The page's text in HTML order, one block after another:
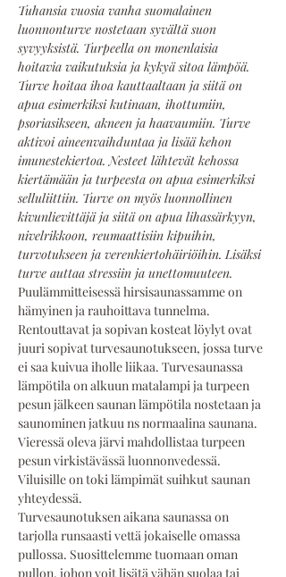
Tuhansia vuosia vanha suomalainen
luonnonturve nostetaan syvältä suon
syvyyksistä. Turpeella on monenlaisia
hoitavia vaikutuksia ja kykyä sitoa lämpöä.
Turve hoitaa ihoa kauttaaltaan ja siitä on
apua esimerkiksi kutinaan, ihottumiin,
psoriasikseen, akneen ja haavaumiin. Turve
aktivoi aineenvaihduntaa ja lisää kehon
imunestekiertoa. Nesteet lähtevät kehossa
kiertämään ja turpeesta on apua esimerkiksi
selluliittiin. Turve on myös luonnollinen
kivunlievittäjä ja siitä on apua lihassärkyyn,
nivelrikkoon, reumaattisiin kipuihin,
turvotukseen ja verenkiertohäiriöihin. Lisäksi
turve auttaa stressiin ja unettomuuteen.
Puulämmitteisessä hirsisaunassamme on
hämyinen ja rauhoittava tunnelma.
Rentouttavat ja sopivan kosteat löylyt ovat
juuri sopivat turvesaunotukseen, jossa turve
ei saa kuivua iholle liikaa. Turvesaunassa
lämpötila on alkuun matalampi ja turpeen
pesun jälkeen saunan lämpötila nostetaan ja
saunominen jatkuu ns normaalina saunana.
Vieressä oleva järvi mahdollistaa turpeen
pesun virkistävässä luonnonvedessä.
Viluisille on toki lämpimät suihkut saunan
yhteydessä.
Turvesaunotuksen aikana saunassa on
tarjolla runsaasti vettä jokaiselle omassa
pullossa. Suosittelemme tuomaan oman
pullon, johon voit lisätä vähän suolaa tai